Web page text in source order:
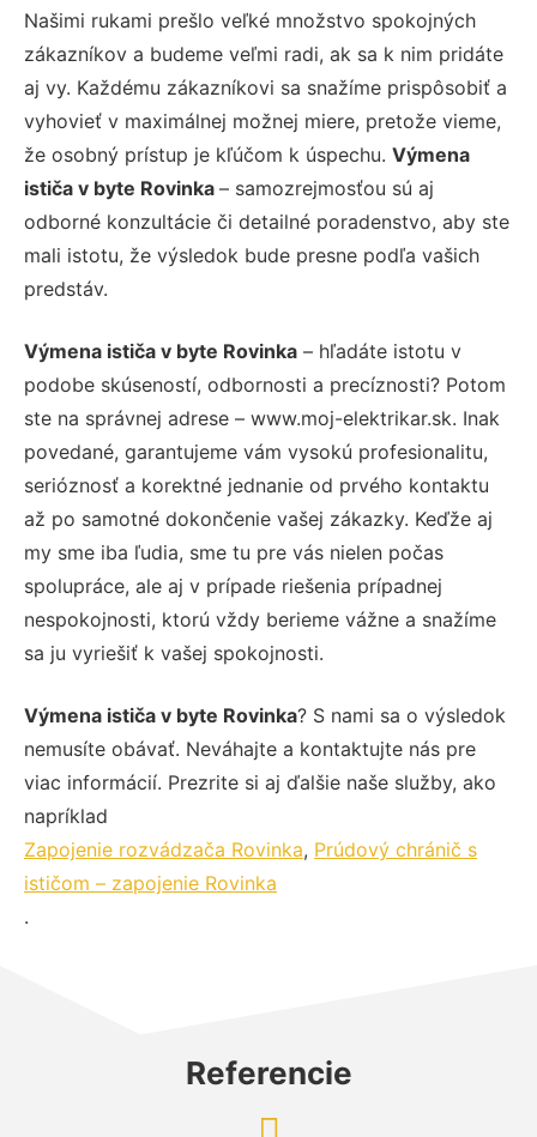
Našimi rukami prešlo veľké množstvo spokojných
zákazníkov a budeme veľmi radi, ak sa k nim pridáte
aj vy. Každému zákazníkovi sa snažíme prispôsobiť a
vyhovieť v maximálnej možnej miere, pretože vieme,
že osobný prístup je kľúčom k úspechu. Výmena
ističa v byte Rovinka – samozrejmosťou sú aj
odborné konzultácie či detailné poradenstvo, aby ste
mali istotu, že výsledok bude presne podľa vašich
predstáv.
Výmena ističa v byte Rovinka – hľadáte istotu v
podobe skúseností, odbornosti a precíznosti? Potom
ste na správnej adrese – www.moj-elektrikar.sk. Inak
povedané, garantujeme vám vysokú profesionalitu,
serióznosť a korektné jednanie od prvého kontaktu
až po samotné dokončenie vašej zákazky. Keďže aj
my sme iba ľudia, sme tu pre vás nielen počas
spolupráce, ale aj v prípade riešenia prípadnej
nespokojnosti, ktorú vždy berieme vážne a snažíme
sa ju vyriešiť k vašej spokojnosti.
Výmena ističa v byte Rovinka? S nami sa o výsledok
nemusíte obávať. Neváhajte a kontaktujte nás pre
viac informácií. Prezrite si aj ďalšie naše služby, ako
napríklad
Zapojenie rozvádzača Rovinka, Prúdový chránič s
ističom – zapojenie Rovinka
.
Referencie